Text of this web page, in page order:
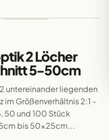
2 Löcher
5-50cm
untereinander liegenden
im Größenverhältnis 2:1 -
50 und 100 Stück
bis 50x25cm...